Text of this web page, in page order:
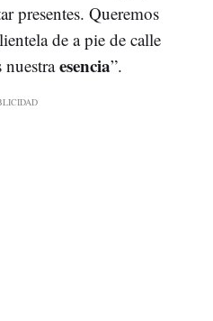
presentes. Queremos
de a pie de calle
esencia”.